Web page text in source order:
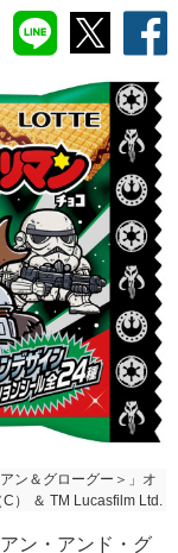
ン＆グローグー＞」オ
＆ TM Lucasfilm Ltd.
ン・アンド・グ